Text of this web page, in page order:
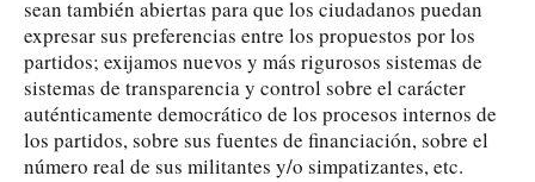
sean también abiertas para que los ciudadanos puedan
expresar sus preferencias entre los propuestos por los
partidos; exijamos nuevos y más rigurosos sistemas de
sistemas de transparencia y control sobre el carácter
auténticamente democrático de los procesos internos de
los partidos, sobre sus fuentes de financiación, sobre el
número real de sus militantes y/o simpatizantes, etc.